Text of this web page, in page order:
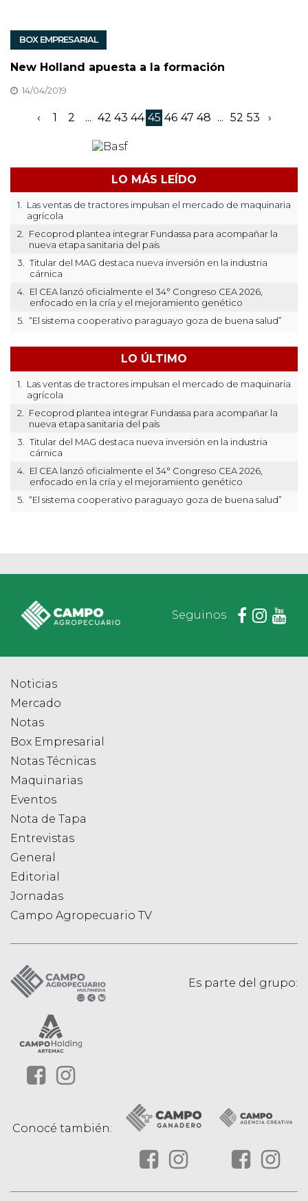
BOX EMPRESARIAL
New Holland apuesta a la formación
14/04/2019
‹ 1 2 ... 42 43 44 45 46 47 48 ... 52 53 ›
LO MÁS LEÍDO
1.
Las ventas de tractores impulsan el mercado de maquinaria
agrícola
2.
Fecoprod plantea integrar Fundassa para acompañar la
nueva etapa sanitaria del país
3.
Titular del MAG destaca nueva inversión en la industria
cárnica
4.
El CEA lanzó oficialmente el 34° Congreso CEA 2026,
enfocado en la cría y el mejoramiento genético
5.
“El sistema cooperativo paraguayo goza de buena salud”
LO ÚLTIMO
1.
Las ventas de tractores impulsan el mercado de maquinaria
agrícola
2.
Fecoprod plantea integrar Fundassa para acompañar la
nueva etapa sanitaria del país
3.
Titular del MAG destaca nueva inversión en la industria
cárnica
4.
El CEA lanzó oficialmente el 34° Congreso CEA 2026,
enfocado en la cría y el mejoramiento genético
5.
“El sistema cooperativo paraguayo goza de buena salud”
Seguinos
Noticias
Mercado
Notas
Box Empresarial
Notas Técnicas
Maquinarias
Eventos
Nota de Tapa
Entrevistas
General
Editorial
Jornadas
Campo Agropecuario TV
Es parte del grupo:
Conocé también: